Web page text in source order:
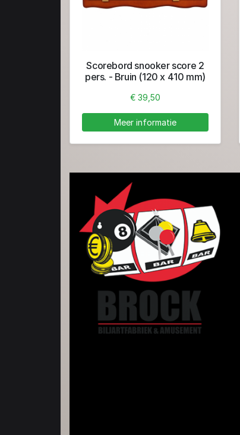
Scorebord snooker score 2
pers. - Bruin (120 x 410 mm)
€ 39,50
Meer informatie